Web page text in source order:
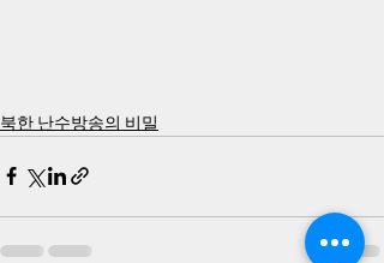
북한 난수방송의 비밀